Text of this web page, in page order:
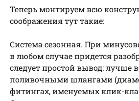
Теперь монтируем всю
соображения тут такие:
Система сезонная. При
в любом случае придется
следует простой вывод: лучше
поливочными шлангами
фитингах, именуемых клик-